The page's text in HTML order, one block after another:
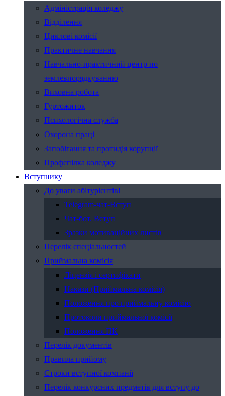
Адміністрація коледжу
Відділення
Циклові комісії
Практичне навчання
Навчально-практичний центр по
землевпорядкуванню
Виховна робота
Гуртожиток
Психологічна служба
Охорона праці
Запобігання та протидія корупції
Профспілка коледжу
Вступнику
До уваги абітурієнтів!
Telegram-чат-Вступ
Чат-бот. Вступ
Зразки мотиваційних листів
Перелік спеціальностей
Приймальна комісія
Ліцензія і сертифікати
Накази (Приймальна комісія)
Положення про приймальну комісію
Протоколи приймальної комісії
Положення ПК
Перелік документів
Правила прийому
Строки вступної компанії
Перелік конкурсних предметів для вступу до